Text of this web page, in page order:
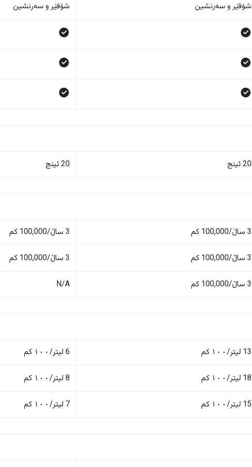
شۆفێر و سەرنشین شۆفێر و سەرنشین
20 ئینج 20 ئینج
3 ساڵ/100,000 کم 3 ساڵ/100,000 کم
3 ساڵ/100,000 کم 3 ساڵ/100,000 کم
3 ساڵ/100,000 کم N/A
13 لیتر/١٠٠ کم 6 لیتر/١٠٠ کم
18 لیتر/١٠٠ کم 8 لیتر/١٠٠ کم
15 لیتر/١٠٠ کم 7 لیتر/١٠٠ کم